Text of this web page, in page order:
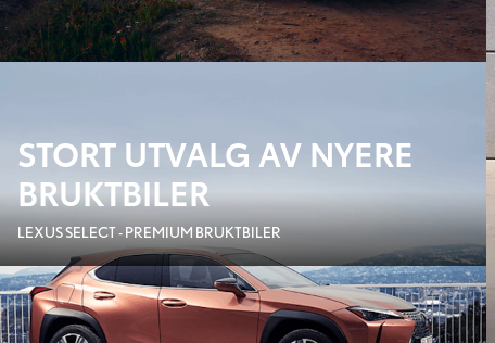
STORT UTVALG AV NYERE
BRUKTBILER
LEXUS SELECT - PREMIUM BRUKTBILER